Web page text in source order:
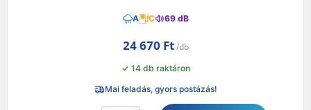
A C 69 dB
24 670 Ft
✓ 14 db raktáron
Mai feladás, gyors postázás!